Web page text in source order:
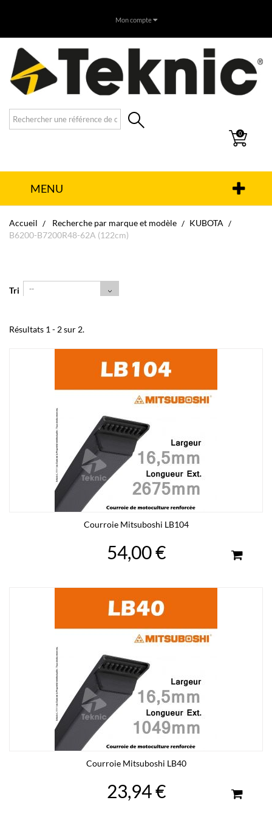
Mon compte
0
MENU
Accueil Recherche par marque et modèle
KUBOTA
B6200-B7200R48-62A (122cm)
Tri --
Résultats 1 - 2 sur 2.
Courroie Mitsuboshi LB104
54,00 €
Courroie Mitsuboshi LB40
23,94 €